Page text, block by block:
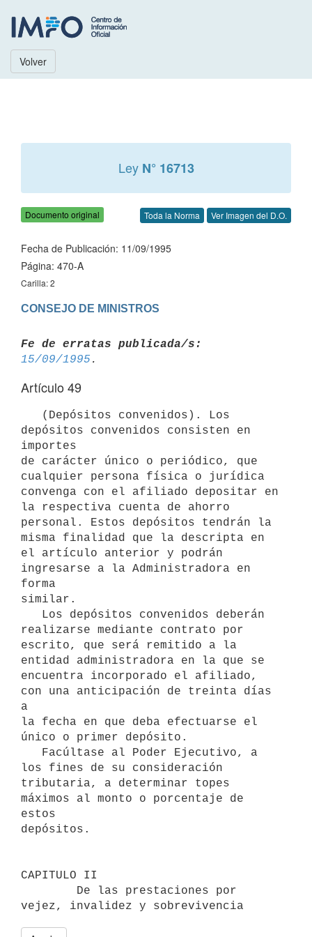
Volver
Ley N° 16713
Documento original Toda la Norma Ver Imagen del D.O.
Fecha de Publicación: 11/09/1995
Página: 470-A
Carilla: 2
Fe de erratas publicada/s:
15/09/1995
Artículo 49
depósitos convenidos consisten en
importes
de carácter único o periódico, que
cualquier persona física o jurídica
convenga con el afiliado depositar en
la respectiva cuenta de ahorro
personal. Estos depósitos tendrán la
misma finalidad que la descripta en
el artículo anterior y podrán
ingresarse a la Administradora en
forma
similar.
realizarse mediante contrato por
escrito, que será remitido a la
entidad administradora en la que se
encuentra incorporado el afiliado,
con una anticipación de treinta días
a
la fecha en que deba efectuarse el
único o primer depósito.
los fines de su consideración
tributaria, a determinar topes
máximos al monto o porcentaje de
estos
depósitos.
CAPITULO II